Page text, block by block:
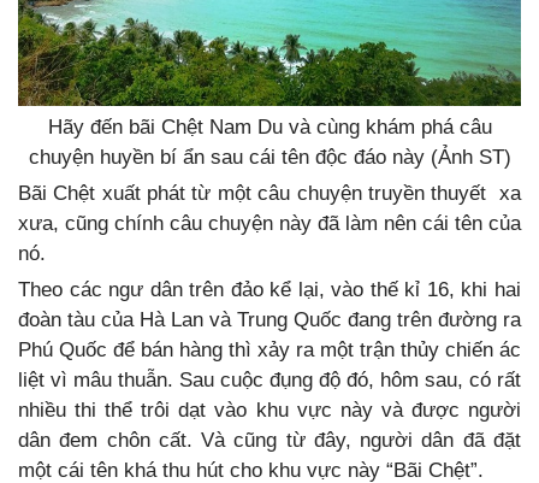
Hãy đến bãi Chệt Nam Du và cùng khám phá câu
chuyện huyền bí ẩn sau cái tên độc đáo này (Ảnh ST)
Bãi Chệt xuất phát từ một câu chuyện truyền thuyết xa
xưa, cũng chính câu chuyện này đã làm nên cái tên của
nó.
Theo các ngư dân trên đảo kể lại, vào thế kỉ 16, khi hai
đoàn tàu của Hà Lan và Trung Quốc đang trên đường ra
Phú Quốc để bán hàng thì xảy ra một trận thủy chiến ác
liệt vì mâu thuẫn. Sau cuộc đụng độ đó, hôm sau, có rất
nhiều thi thể trôi dạt vào khu vực này và được người
dân đem chôn cất. Và cũng từ đây, người dân đã đặt
một cái tên khá thu hút cho khu vực này “Bãi Chệt”.